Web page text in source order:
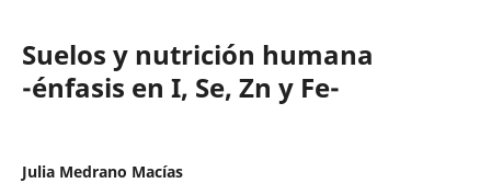
Suelos y nutrición humana
-énfasis en I, Se, Zn y Fe-
Julia Medrano Macías